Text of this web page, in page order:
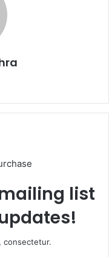
list
consectetur.